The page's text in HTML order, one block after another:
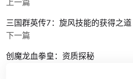
上一篇
三国群英传7：旋风技能的获得之道
下一篇
创魔龙血拳皇：资质探秘